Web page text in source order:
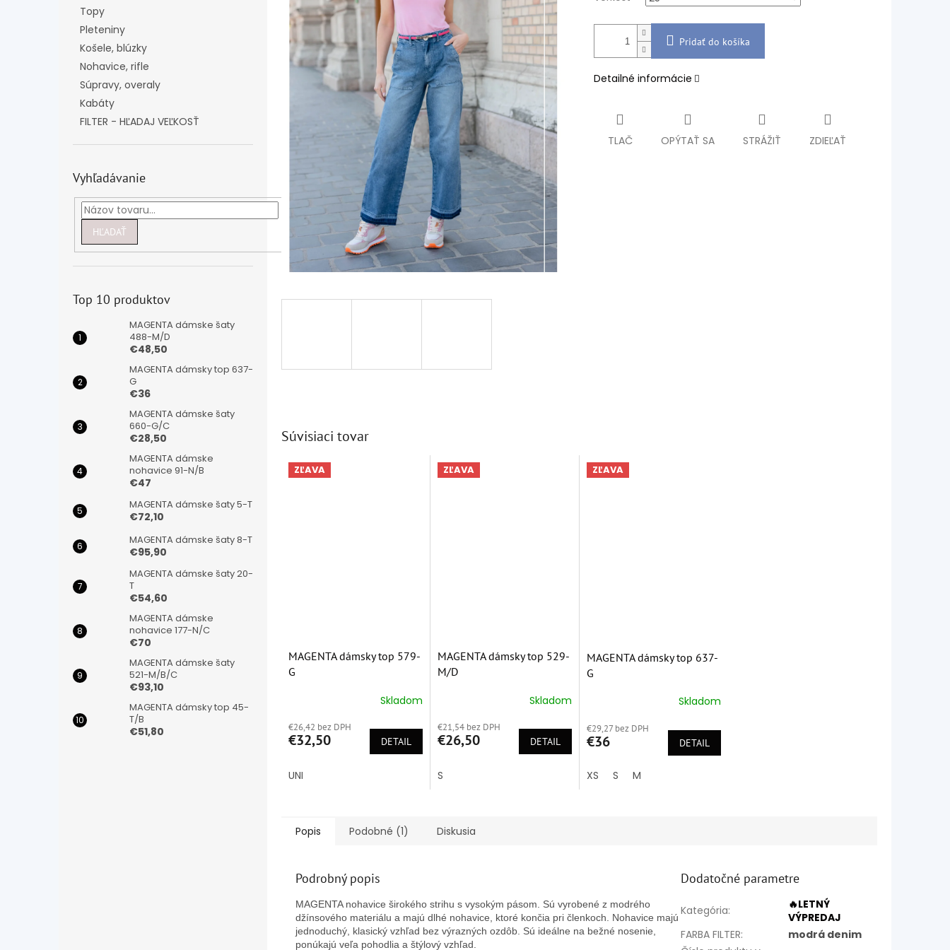
Topy
Pleteniny
Košele, blúzky
Nohavice, rifle
Súpravy, overaly
Kabáty
FILTER - HĽADAJ VEĽKOSŤ
Vyhľadávanie
HĽADAŤ
Top 10 produktov
MAGENTA dámske šaty
488-M/D
€48,50
MAGENTA dámsky top 637-
G
€36
MAGENTA dámske šaty
660-G/C
€28,50
MAGENTA dámske
nohavice 91-N/B
€47
MAGENTA dámske šaty 5-T
€72,10
MAGENTA dámske šaty 8-T
€95,90
MAGENTA dámske šaty 20-
T
€54,60
MAGENTA dámske
nohavice 177-N/C
€70
MAGENTA dámske šaty
521-M/B/C
€93,10
MAGENTA dámsky top 45-
T/B
€51,80
Pridať do košíka
Detailné informácie
TLAČ OPÝTAŤ SA STRÁŽIŤ ZDIEĽAŤ
Súvisiaci tovar
ZĽAVA
MAGENTA dámsky top 579-
G
produktu
je
z
5
Skladom
€26,42 bez DPH
€32,50 DETAIL
UNI
ZĽAVA
MAGENTA dámsky top 529-
M/D
produktu
je
z
5
Skladom
€21,54 bez DPH
€26,50 DETAIL
S
ZĽAVA
MAGENTA dámsky top 637-
G
produktu
je
z
5
Skladom
€29,27 bez DPH
€36 DETAIL
XS S M
Popis Podobné (1) Diskusia
Podrobný popis
MAGENTA nohavice širokého strihu s vysokým pásom. Sú vyrobené z modrého
džínsového materiálu a majú dlhé nohavice, ktoré končia pri členkoch. Nohavice majú
jednoduchý, klasický vzhľad bez výrazných ozdôb. Sú ideálne na bežné nosenie,
ponúkajú veľa pohodlia a štýlový vzhľad.
Dodatočné parametre
Kategória:
🔥LETNÝ
VÝPREDAJ
FARBA FILTER:
modrá denim